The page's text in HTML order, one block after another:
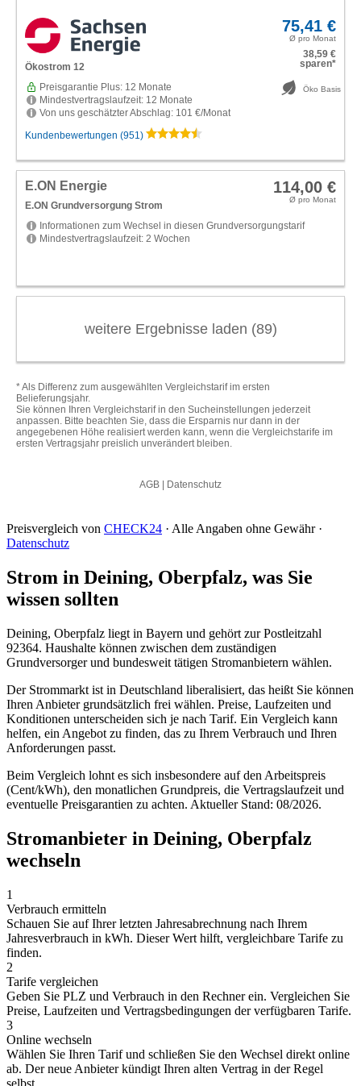
Preisvergleich von CHECK24 · Alle Angaben ohne Gewähr ·
Datenschutz
Strom in Deining, Oberpfalz, was Sie
wissen sollten
Deining, Oberpfalz liegt in Bayern und gehört zur Postleitzahl
92364. Haushalte können zwischen dem zuständigen
Grundversorger und bundesweit tätigen Stromanbietern wählen.
Der Strommarkt ist in Deutschland liberalisiert, das heißt Sie können
Ihren Anbieter grundsätzlich frei wählen. Preise, Laufzeiten und
Konditionen unterscheiden sich je nach Tarif. Ein Vergleich kann
helfen, ein Angebot zu finden, das zu Ihrem Verbrauch und Ihren
Anforderungen passt.
Beim Vergleich lohnt es sich insbesondere auf den Arbeitspreis
(Cent/kWh), den monatlichen Grundpreis, die Vertragslaufzeit und
eventuelle Preisgarantien zu achten. Aktueller Stand: 08/2026.
Stromanbieter in Deining, Oberpfalz
wechseln
1
Verbrauch ermitteln
Schauen Sie auf Ihrer letzten Jahresabrechnung nach Ihrem
Jahresverbrauch in kWh. Dieser Wert hilft, vergleichbare Tarife zu
finden.
2
Tarife vergleichen
Geben Sie PLZ und Verbrauch in den Rechner ein. Vergleichen Sie
Preise, Laufzeiten und Vertragsbedingungen der verfügbaren Tarife.
3
Online wechseln
Wählen Sie Ihren Tarif und schließen Sie den Wechsel direkt online
ab. Der neue Anbieter kündigt Ihren alten Vertrag in der Regel
selbst.